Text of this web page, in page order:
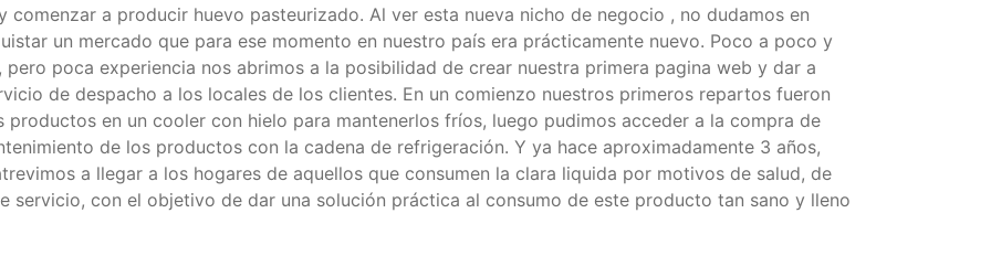
a producir huevo pasteurizado. Al ver esta nueva nicho de negocio , no dudamos en
un mercado que para ese momento en nuestro país era prácticamente nuevo. Poco a poco y
poca experiencia nos abrimos a la posibilidad de crear nuestra primera pagina web y dar a
de despacho a los locales de los clientes. En un comienzo nuestros primeros repartos fueron
en un cooler con hielo para mantenerlos fríos, luego pudimos acceder a la compra de
de los productos con la cadena de refrigeración. Y ya hace aproximadamente 3 años,
a llegar a los hogares de aquellos que consumen la clara liquida por motivos de salud, de
servicio, con el objetivo de dar una solución práctica al consumo de este producto tan sano y lleno